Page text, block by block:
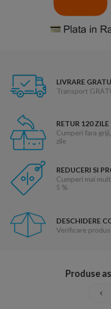
LIVRARE
Transport
RETUR 120 ZILE
Cumperi fara
zile
REDUCERI SI
Cumperi mai
5 %
DESCHIDERE
Verificare
Produse